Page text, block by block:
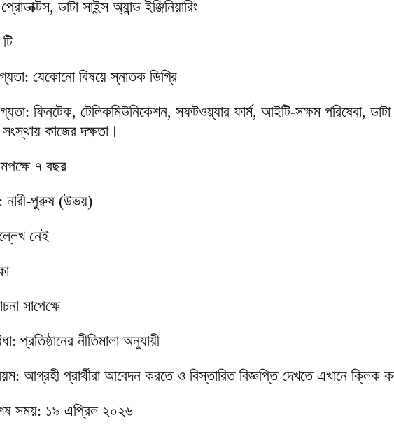
ডাটা সাইন্স অ্যান্ড ইঞ্জিনিয়ারিং
যেকোনো বিষয়ে স্নাতক ডিগ্রি
ফিনটেক, টেলিকমিউনিকেশন, সফটওয়্যার ফার্ম, আইটি-সক্ষম পরিষেবা,
সংস্থায় কাজের দক্ষতা।
৭ বছর
নারী-পুরুষ (উভয়)
নেই
সাপেক্ষে
প্রতিষ্ঠানের নীতিমালা অনুযায়ী
আগ্রহী প্রার্থীরা আবেদন করতে ও বিস্তারিত বিজ্ঞপ্তি দেখতে এখানে ক্লিক
সময়: ১৯ এপ্রিল ২০২৬